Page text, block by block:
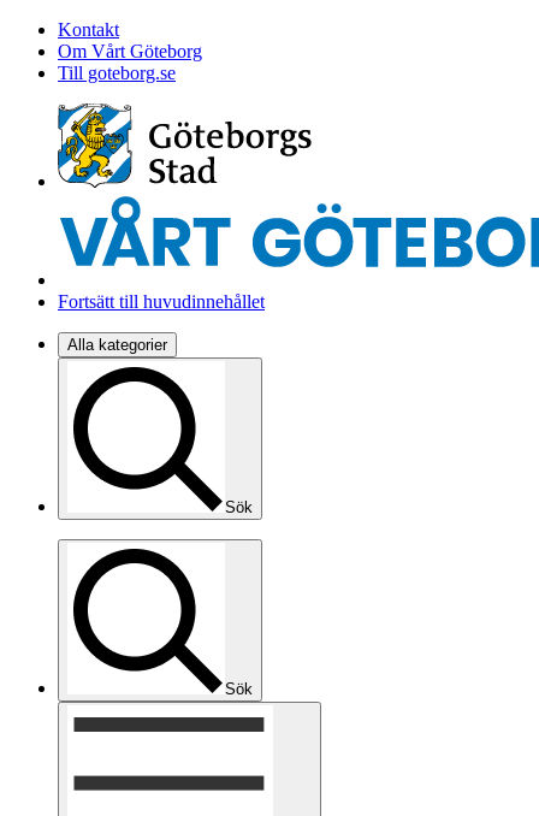
Kontakt
Om Vårt Göteborg
Till goteborg.se
Fortsätt till huvudinnehållet
Alla kategorier
Sök
Sök